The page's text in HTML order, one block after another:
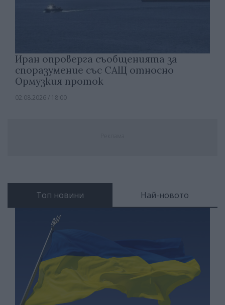
Иран опроверга съобщенията за
споразумение със САЩ относно
Ормузкия проток
02.08.2026 / 18:00
Топ новини Най-новото